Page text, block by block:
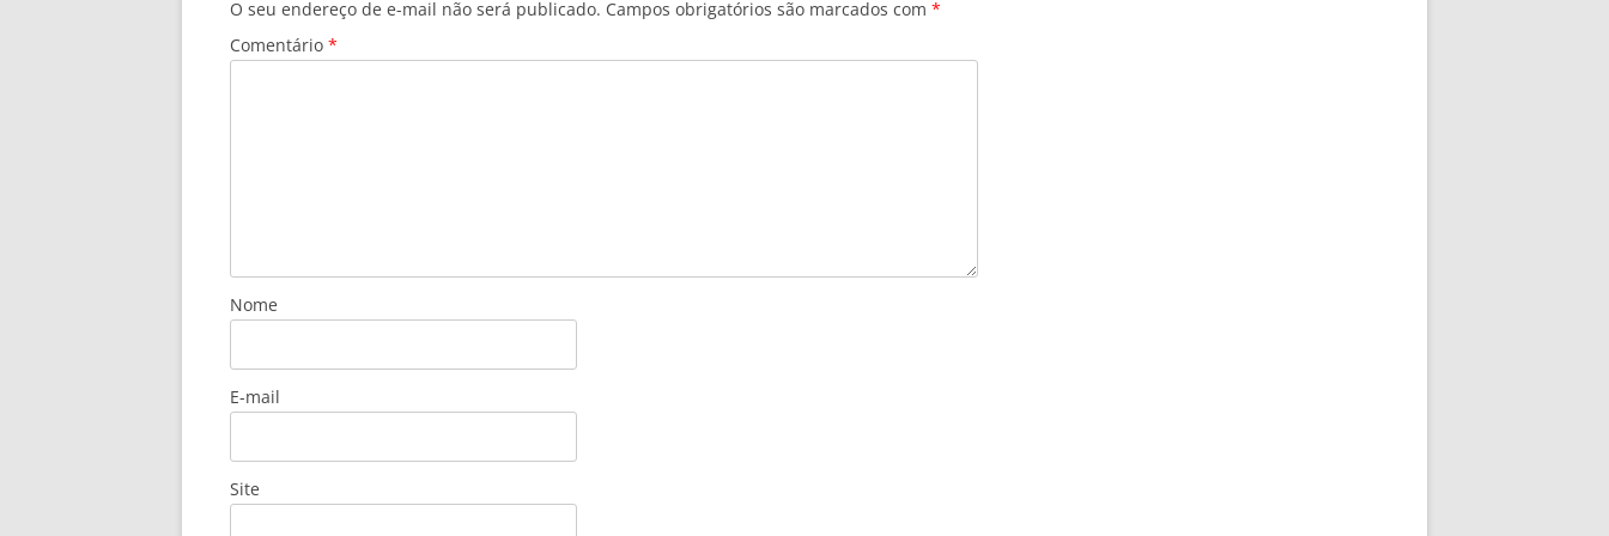
O seu endereço de e-mail não será publicado. Campos obrigatórios são marcados com *
Comentário *
Nome
E-mail
Site